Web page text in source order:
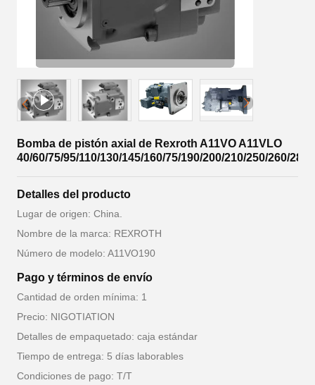
Bomba de pistón axial de Rexroth A11VO A11VLO
40/60/75/95/110/130/145/160/75/190/200/210/250/260/280
Detalles del producto
Lugar de origen: China.
Nombre de la marca: REXROTH
Número de modelo: A11VO190
Pago y términos de envío
Cantidad de orden mínima: 1
Precio: NIGOTIATION
Detalles de empaquetado: caja estándar
Tiempo de entrega: 5 días laborables
Condiciones de pago: T/T